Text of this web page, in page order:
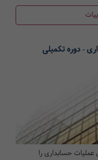
- دوره تکمیلی
عملیات حسابداری را